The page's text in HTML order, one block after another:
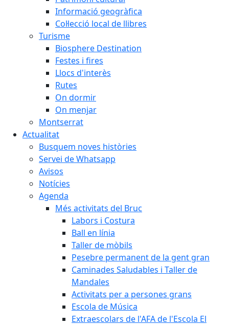
Informació geogràfica
Col·lecció local de llibres
Turisme
Biosphere Destination
Festes i fires
Llocs d'interès
Rutes
On dormir
On menjar
Montserrat
Actualitat
Busquem noves històries
Servei de Whatsapp
Avisos
Notícies
Agenda
Més activitats del Bruc
Labors i Costura
Ball en línia
Taller de mòbils
Pesebre permanent de la gent gran
Caminades Saludables i Taller de
Mandales
Activitats per a persones grans
Escola de Música
Extraescolars de l'AFA de l'Escola El